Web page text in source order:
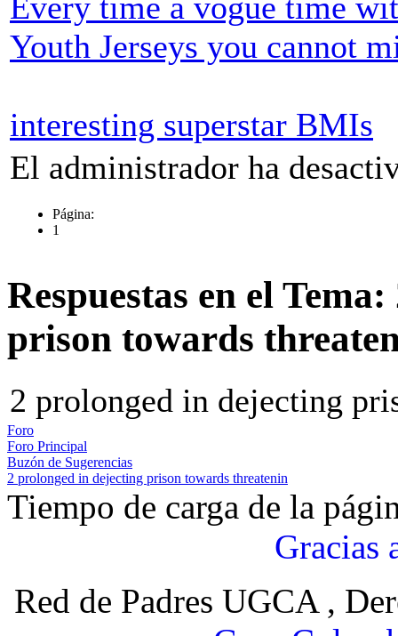
Youth Jerseys you cannot
interesting superstar BMIs
El administrador ha
Página:
1
Respuestas en el
prison towards
2 prolonged in dejecting
Foro
Foro Principal
Buzón de Sugerencias
2 prolonged in dejecting prison towards threatenin
Tiempo de carga de la
Gracias
Red de Padres UGCA ,